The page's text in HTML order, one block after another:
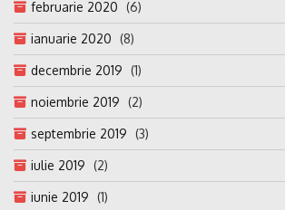
februarie 2020 (6)
ianuarie 2020 (8)
decembrie 2019 (1)
noiembrie 2019 (2)
septembrie 2019 (3)
iulie 2019 (2)
iunie 2019 (1)